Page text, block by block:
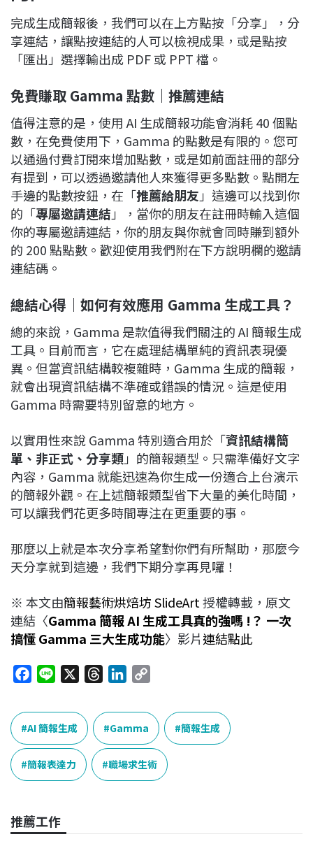
完成生成簡報後，我們可以在上方點按「分享」，分
享連結，讓點按連結的人可以檢視成果，或是點按
「匯出」選擇輸出成 PDF 或 PPT 檔。
免費賺取 Gamma 點數｜推薦連結
值得注意的是，使用 AI 生成簡報功能會消耗 40 個點
數，在免費使用下，Gamma 的點數是有限的。您可
以通過付費訂閱來增加點數，或是如前面註冊的部分
有提到，可以透過邀請他人來獲得更多點數。點開左
手邊的點數按鈕，在「推薦給朋友」這邊可以找到你
的「專屬邀請連結」，當你的朋友在註冊時輸入這個
你的專屬邀請連結，你的朋友與你就會同時賺到額外
的 200 點點數。歡迎使用我們附在下方說明欄的邀請
連結碼。
總結心得｜如何有效應用 Gamma 生成工具？
總的來說，Gamma 是款值得我們關注的 AI 簡報生成
工具。目前而言，它在處理結構單純的資訊表現優
異。但當資訊結構較複雜時，Gamma 生成的簡報，
就會出現資訊結構不準確或錯誤的情況。這是使用
Gamma 時需要特別留意的地方。
以實用性來說 Gamma 特別適合用於「資訊結構簡
單、非正式、分享類」的簡報類型。只需準備好文字
內容，Gamma 就能迅速為你生成一份適合上台演示
的簡報外觀。在上述簡報類型省下大量的美化時間，
可以讓我們花更多時間專注在更重要的事。
那麼以上就是本次分享希望對你們有所幫助，那麼今
天分享就到這邊，我們下期分享再見囉！
※ 本文由簡報藝術烘焙坊 SlideArt授權轉載，原文
連結〈Gamma 簡報 AI 生成工具真的強嗎 !？ 一次
搞懂 Gamma 三大生成功能〉影片連結點此
c
e
b
o
o
n
e
r
e
a
d
s
n
k
e
d
I
p
L
i
n
AI 簡報生成 Gamma 簡報生成
簡報表達力 職場求生術
推薦工作